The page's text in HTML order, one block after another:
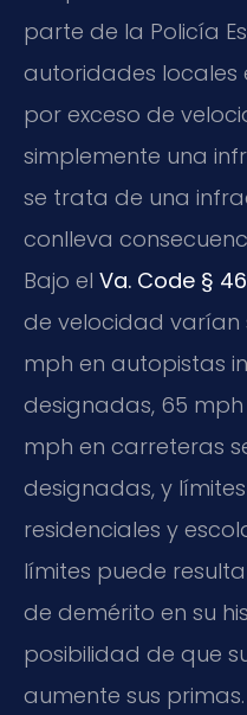
parte de la Policía
autoridades locales
por exceso de
simplemente una
se trata de una
conlleva
Bajo el Va. Code §
de velocidad varían
mph en autopistas
designadas, 65
mph en carreteras
designadas, y
residenciales y
límites puede
de demérito en su
posibilidad de que
aumente sus